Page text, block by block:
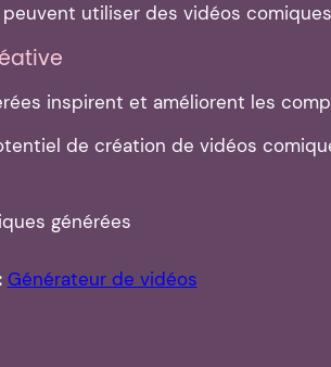
utiliser des vidéos
inspirent et améliorent les
de création de vidéos
générées
Générateur de vidéos